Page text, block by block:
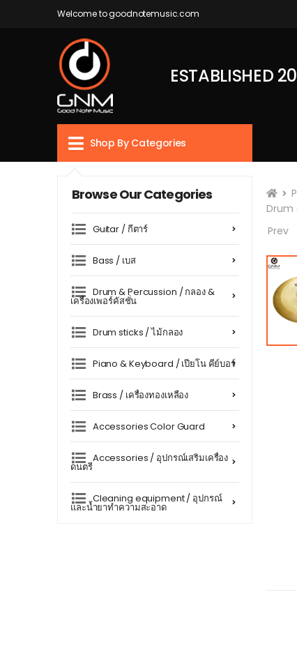
Welcome to goodnotemusic.com
ESTABLISHED
Shop By Categories
Browse Our Categories
Guitar / กีตาร์
Bass / เบส
Drum & Percussion / กลอง &
เครื่องเพอร์คัสชั่น
Drum sticks / ไม้กลอง
Piano & Keyboard / เปียโน คีย์บอร์
Brass / เครื่องทองเหลือง
Accessories Color Guard
Accessories / อุปกรณ์เสริมเครื่อง
ดนตรี
Cleaning equipment / อุปกรณ์
และน้ำยาทำความสะอาด
Drum
Prev